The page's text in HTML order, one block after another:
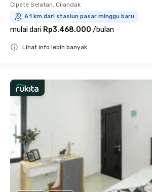
Cipete Selatan, Cilandak
6.1 km dari stasiun pasar minggu baru
mulai dari Rp3.468.000 /bulan
Lihat info lebih banyak